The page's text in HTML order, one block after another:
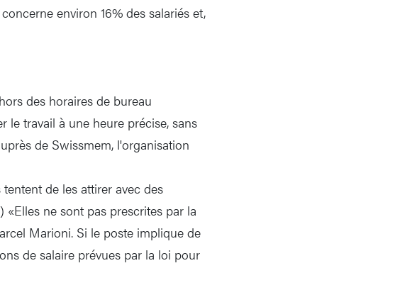
environ 16% des salariés et,
des horaires de bureau
le travail à une heure précise, sans
de Swissmem, l'organisation
de les attirer avec des
ne sont pas prescrites par la
Marioni. Si le poste implique de
de salaire prévues par la loi pour